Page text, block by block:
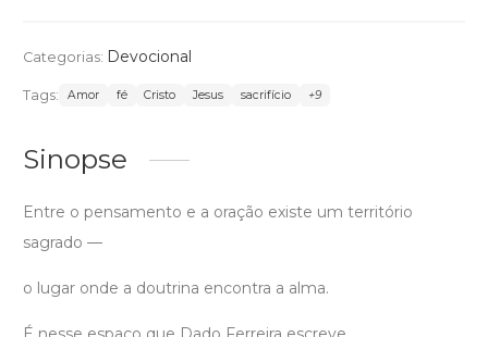
Categorias: Devocional
Tags: Amor fé Cristo Jesus sacrifício +9
Sinopse
Entre o pensamento e a oração existe um território
sagrado —
o lugar onde a doutrina encontra a alma.